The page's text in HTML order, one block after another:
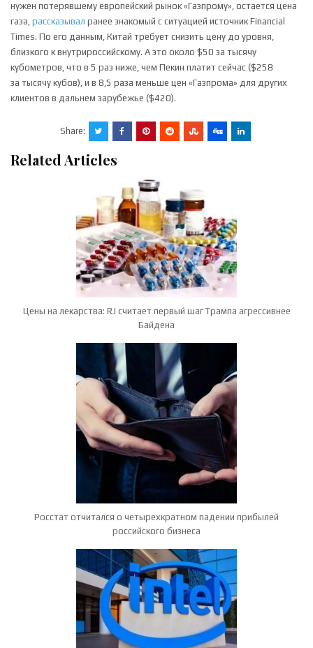
нужен потерявшему европейский рынок «Газпрому», остается цена
газа, рассказывал ранее знакомый с ситуацией источник Financial
Times. По его данным, Китай требует снизить цену до уровня,
близкого к внутрироссийскому. А это около $50 за тысячу
кубометров, что в 5 раз ниже, чем Пекин платит сейчас ($258
за тысячу кубов), и в 8,5 раза меньше цен «Газпрома» для других
клиентов в дальнем зарубежье ($420).
Share:
Related Articles
Цены на лекарства: RJ считает первый шаг Трампа агрессивнее
Байдена
Росстат отчитался о четырехкратном падении прибылей
российского бизнеса